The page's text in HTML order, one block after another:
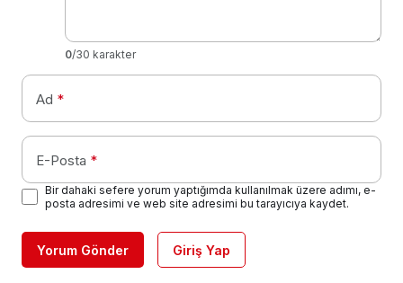
0/30 karakter
Ad *
E-Posta *
Bir dahaki sefere yorum yaptığımda kullanılmak üzere adımı, e-
posta adresimi ve web site adresimi bu tarayıcıya kaydet.
Yorum Gönder Giriş Yap